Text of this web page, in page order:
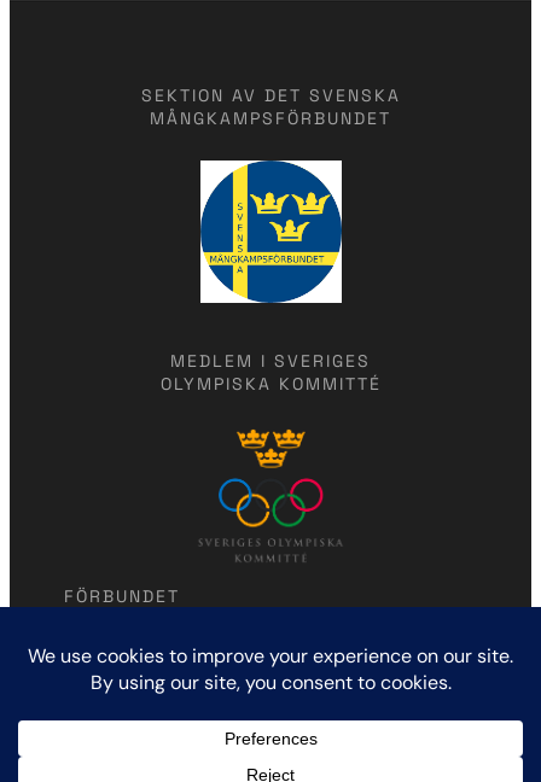
SEKTION AV DET SVENSKA
MÅNGKAMPSFÖRBUNDET
MEDLEM I SVERIGES
OLYMPISKA KOMMITTÉ
FÖRBUNDET
Modern femkamp
Humlegårdsgatan 7